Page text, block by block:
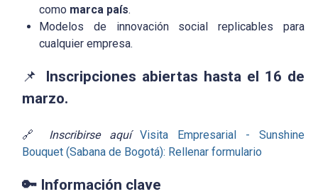
como marca país.
Modelos de innovación social replicables para
cualquier empresa.
📌
Inscripciones abiertas hasta el 16 de
marzo.
🔗 Inscribirse aquí
Visita Empresarial - Sunshine
Bouquet (Sabana de Bogotá): Rellenar formulario
🔑 Información clave